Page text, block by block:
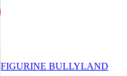
FIGURINE BULLYLAND